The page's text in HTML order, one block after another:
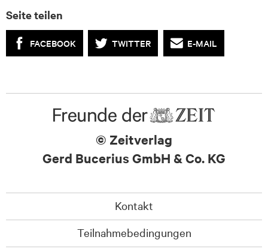
Seite teilen
FACEBOOK TWITTER E-MAIL
© Zeitverlag
Gerd Bucerius GmbH & Co. KG
Kontakt
Teilnahmebedingungen